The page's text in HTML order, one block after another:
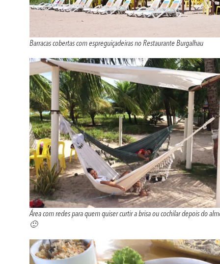
Barracas cobertas com espreguiçadeiras no Restaurante Burgalhau
Área com redes para quem quiser curtir a brisa ou cochilar depois do
🙂